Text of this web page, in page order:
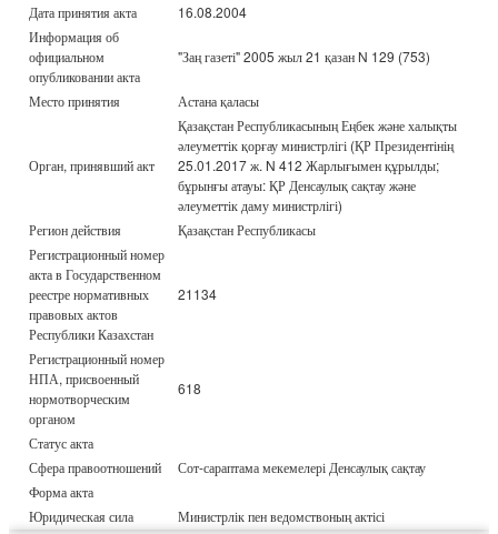
Дата принятия акта
16.08.2004
Информация об
официальном
опубликовании акта
"Заң газеті" 2005 жыл 21 қазан N 129 (753)
Место принятия Астана қаласы
Орган, принявший акт
Қазақстан Республикасының Еңбек және халықты
әлеуметтік қорғау министрлігі (ҚР Президентінің
25.01.2017 ж. N 412 Жарлығымен құрылды;
бұрынғы атауы: ҚР Денсаулық сақтау және
әлеуметтік даму министрлігі)
Регион действия
Қазақстан Республикасы
Регистрационный номер
акта в Государственном
реестре нормативных
правовых актов
Республики Казахстан
21134
Регистрационный номер
НПА, присвоенный
нормотворческим
органом
618
Статус акта
Сфера правоотношений
Сот-сараптама мекемелері Денсаулық сақтау
Форма акта
Юридическая сила
Министрлік пен ведомствоның актісі